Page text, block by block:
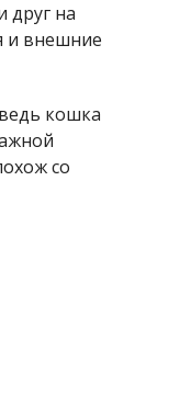
друг на
и внешние
кошка
со